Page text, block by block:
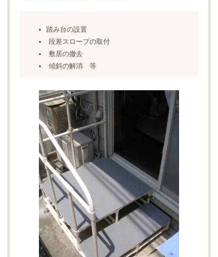
踏み台の設置
段差スロープの取付
敷居の撤去
傾斜の解消 等